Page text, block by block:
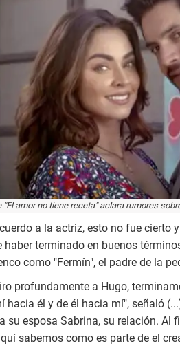
"El amor no tiene receta" aclara rumores
a la actriz, esto no fue cierto
terminado en buenos
como "Fermín", el padre de la
profundamente a Hugo,
hacia él y de él hacia mí", señaló
su esposa Sabrina, su relación. Al
sabemos como es parte de el